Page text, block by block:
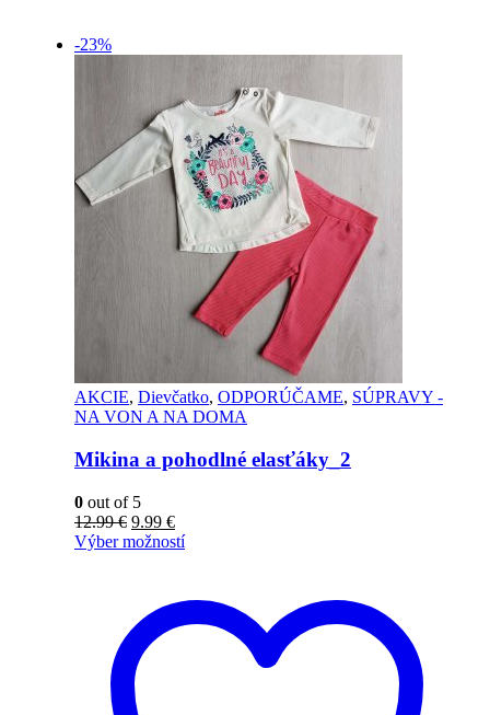
-23%
AKCIE, Dievčatko, ODPORÚČAME, SÚPRAVY -
NA VON A NA DOMA
Mikina a pohodlné elasťáky_2
0 out of 5
12.99€ 9.99 €
Výber možností